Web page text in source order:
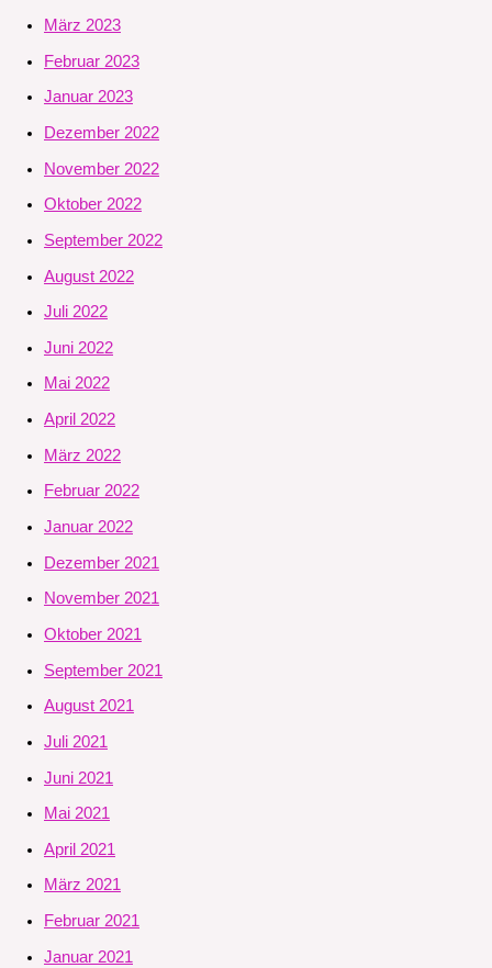
März 2023
Februar 2023
Januar 2023
Dezember 2022
November 2022
Oktober 2022
September 2022
August 2022
Juli 2022
Juni 2022
Mai 2022
April 2022
März 2022
Februar 2022
Januar 2022
Dezember 2021
November 2021
Oktober 2021
September 2021
August 2021
Juli 2021
Juni 2021
Mai 2021
April 2021
März 2021
Februar 2021
Januar 2021